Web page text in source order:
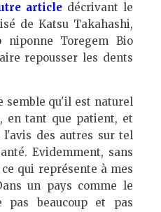
article décrivant le
de Katsu Takahashi,
Toregem Bio
repousser les dents
semble qu'il est naturel
en tant que patient, et
des autres sur tel
Evidemment, sans
qui représente à mes
un pays comme le
pas beaucoup et pas